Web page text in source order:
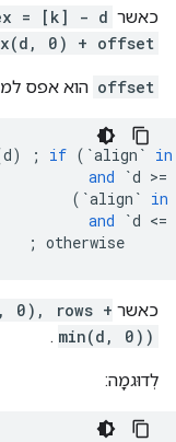
כאשר = [k] - d
0) + offset
offset הוא אפס
d) ; if ( `align` in
and
`d >=
( `align` in
and
`d <=
; otherwise
כאשר 0), rows +
min(d, 0))
.
לְדוּגמָה: